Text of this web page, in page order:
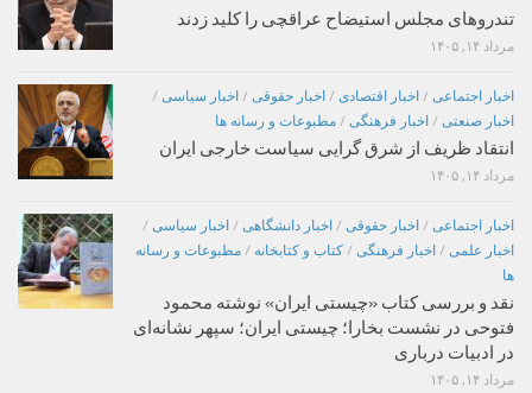
تندروهای مجلس استیضاح عراقچی را کلید زدند
مرداد ۱۴, ۱۴۰۵
اخبار اجتماعی / اخبار اقتصادی / اخبار حقوقی / اخبار سیاسی /
اخبار صنعتی / اخبار فرهنگی / مطبوعات و رسانه ها
انتقاد ظریف از شرق گرایی سیاست خارجی ایران
مرداد ۱۴, ۱۴۰۵
اخبار اجتماعی / اخبار حقوقی / اخبار دانشگاهی / اخبار سیاسی /
اخبار علمی / اخبار فرهنگی / کتاب و کتابخانه / مطبوعات و رسانه
ها
نقد و بررسی کتاب «چیستی ایران» نوشته محمود
فتوحی در نشست بخارا؛ چیستی ایران؛ سپهر نشانه‌ای
در ادبیات درباری
مرداد ۱۴, ۱۴۰۵